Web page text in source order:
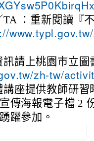
TA ：重新閱讀『
訊請上桃園市立
zh-tw/
講座提供教師研習
傳海報電子檔 2
躍參加。